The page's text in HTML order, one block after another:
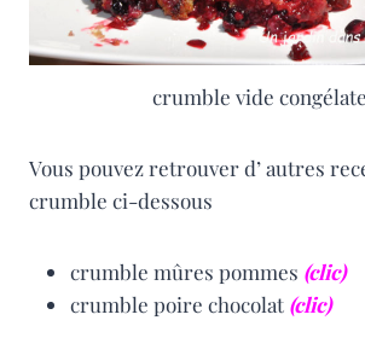
crumble vide
Vous pouvez retrouver d’ autres
crumble ci-dessous
crumble mûres pommes (clic)
crumble poire chocolat (clic)